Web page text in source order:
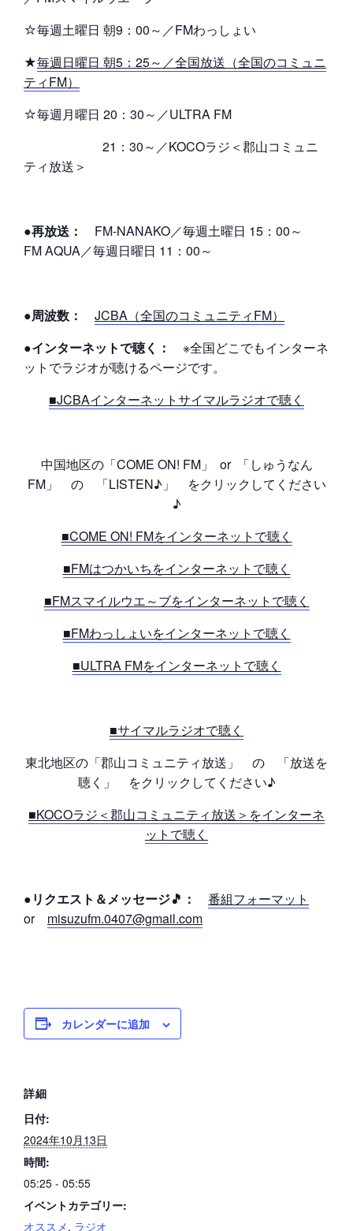
☆毎週土曜日 朝9：00～／FMわっしょい
★毎週日曜日 朝5：25～／全国放送（全国のコミュニ
ティFM）
☆毎週月曜日 20：30～／ULTRA FM
21：30～／KOCOラジ＜郡山コミュニ
ティ放送＞
●再放送：
FM-NANAKO／毎週土曜日 15：00～
FM AQUA／毎週日曜日 11：00～
●周波数：
JCBA（全国のコミュニティFM）
●インターネットで聴く：
※全国どこでもインターネ
ットでラジオが聴けるページです。
■JCBAインターネットサイマルラジオで聴く
中国地区の「COME ON! FM」 or 「しゅうなん
FM」 の 「LISTEN♪」 をクリックしてください
♪
■COME ON! FMをインターネットで聴く
■FMはつかいちをインターネットで聴く
■FMスマイルウエ～ブをインターネットで聴く
■FMわっしょいをインターネットで聴く
■ULTRA FMをインターネットで聴く
■サイマルラジオで聴く
東北地区の「郡山コミュニティ放送」 の 「放送を
聴く」 をクリックしてください♪
■KOCOラジ＜郡山コミュニティ放送＞をインターネ
ットで聴く
●リクエスト＆メッセージ🎵：
番組フォーマット
or misuzufm.0407@gmail.com
カレンダーに追加
詳細
日付:
2024年10月13日
時間:
05:25 - 05:55
イベントカテゴリー:
オススメ, ラジオ